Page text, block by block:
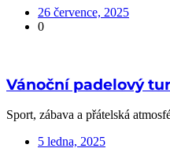
26 července, 2025
0
Vánoční padelový
Sport, zábava a přátelská
5 ledna, 2025